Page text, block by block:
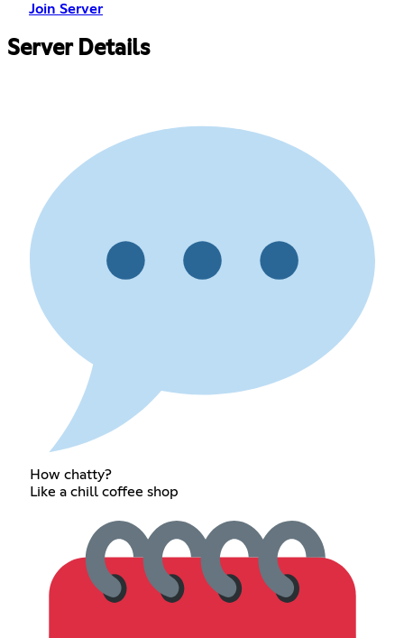
Join Server
Server Details
How chatty?
Like a chill coffee shop